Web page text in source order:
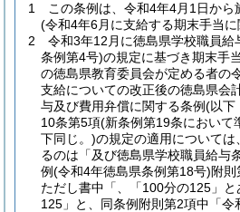
1
この条例は、令和4年4月1日から
(令和4年6月に支給する期末手当
2
令和3年12月に徳島県学校職員給
条例第4号)の規定に基づき期末手
の徳島県教育委員会が定める者の
支給についての改正後の徳島県会
与及び費用弁償に関する条例(以下
10条第5項(新条例第19条において
下同じ。)の規定の適用について
るのは「及び徳島県学校職員給与
例(令和4年徳島県条例第18号)附
ただし書中「、「100分の125」
125」と、同条例附則第2項中「令